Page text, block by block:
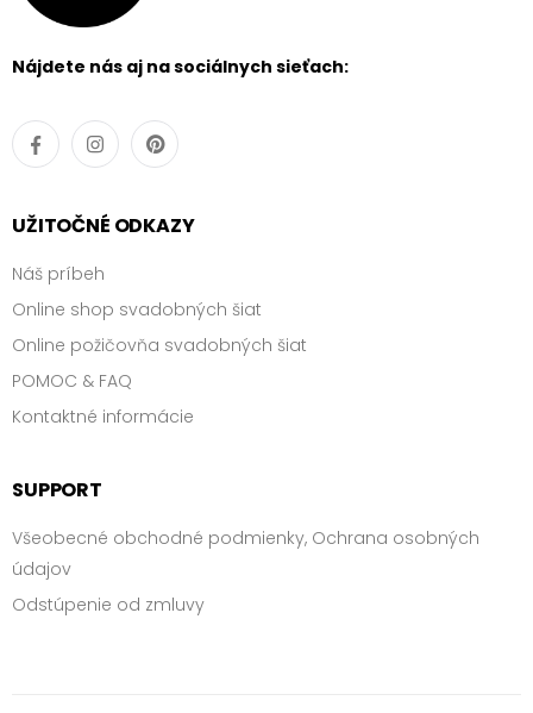
PRODUKTY
silueta
typ
výstrihu
chrbtová
línia
dĺžka
rukávu
dĺžka
(vrchný
diel
šiat)
Nájdete nás aj na sociálnych sieťach:
UŽITOČNÉ ODKAZY
Náš príbeh
Online shop svadobných šiat
Online požičovňa svadobných šiat
POMOC & FAQ
Kontaktné informácie
SUPPORT
Všeobecné obchodné podmienky, Ochrana osobných
údajov
Odstúpenie od zmluvy